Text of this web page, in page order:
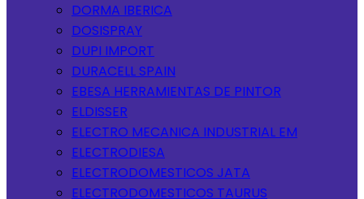
DORMA IBERICA
DOSISPRAY
DUPI IMPORT
DURACELL SPAIN
EBESA HERRAMIENTAS DE PINTOR
ELDISSER
ELECTRO MECANICA INDUSTRIAL EM
ELECTRODIESA
ELECTRODOMESTICOS JATA
ELECTRODOMESTICOS TAURUS